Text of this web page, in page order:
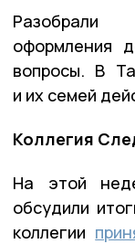
Разобрали
оформления
вопросы. В
и их семей
Коллегия
На этой
обсудили
коллегии